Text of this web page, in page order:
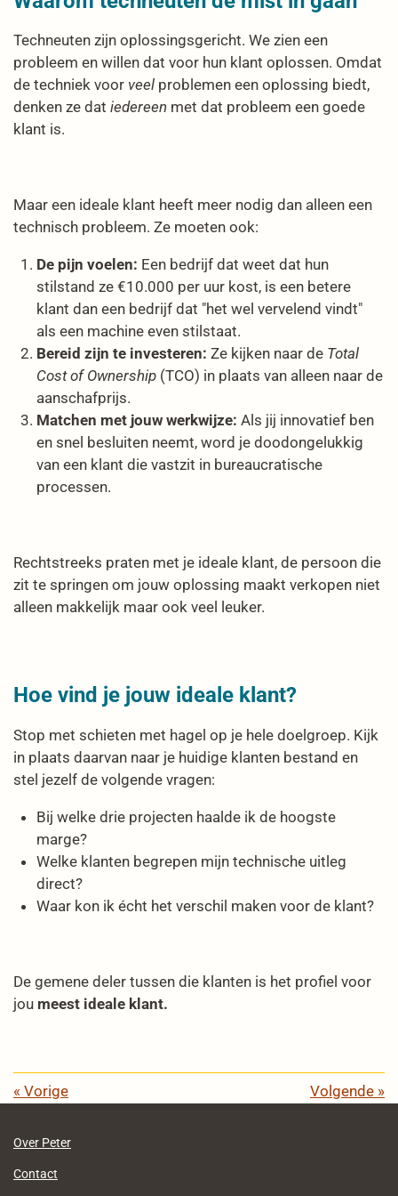
Techneuten zijn oplossingsgericht. We zien een
probleem en willen dat voor hun klant oplossen. Omdat
de techniek voor veel problemen een oplossing biedt,
denken ze dat iedereen met dat probleem een goede
klant is.
Maar een ideale klant heeft meer nodig dan alleen een
technisch probleem. Ze moeten ook:
De pijn voelen: Een bedrijf dat weet dat hun
stilstand ze €10.000 per uur kost, is een betere
klant dan een bedrijf dat "het wel vervelend vindt"
als een machine even stilstaat.
Bereid zijn te investeren: Ze kijken naar de Total
Cost of Ownership (TCO) in plaats van alleen naar de
aanschafprijs.
Matchen met jouw werkwijze: Als jij innovatief ben
en snel besluiten neemt, word je doodongelukkig
van een klant die vastzit in bureaucratische
processen.
Rechtstreeks praten met je ideale klant, de persoon die
zit te springen om jouw oplossing maakt verkopen niet
alleen makkelijk maar ook veel leuker.
Hoe vind je jouw ideale klant?
Stop met schieten met hagel op je hele doelgroep. Kijk
in plaats daarvan naar je huidige klanten bestand en
stel jezelf de volgende vragen:
Bij welke drie projecten haalde ik de hoogste
marge?
Welke klanten begrepen mijn technische uitleg
direct?
Waar kon ik écht het verschil maken voor de klant?
De gemene deler tussen die klanten is het profiel voor
jou meest ideale klant.
« Vorige Volgende »
Over Peter
Contact